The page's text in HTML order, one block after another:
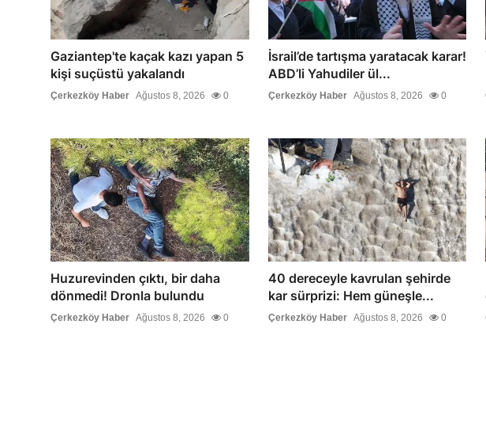
Gaziantep'te kaçak kazı yapan 5
kişi suçüstü yakalandı
Çerkezköy Haber Ağustos 8, 2026 0
İsrail’de tartışma yaratacak karar!
ABD’li Yahudiler ül...
Çerkezköy Haber Ağustos 8, 2026 0
Huzurevinden çıktı, bir daha
dönmedi! Dronla bulundu
Çerkezköy Haber Ağustos 8, 2026 0
40 dereceyle kavrulan şehirde
kar sürprizi: Hem güneşle...
Çerkezköy Haber Ağustos 8, 2026 0